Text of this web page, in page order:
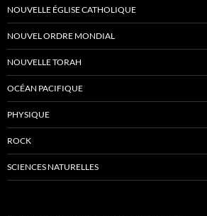
NOUVELLE ÉGLISE CATHOLIQUE
NOUVEL ORDRE MONDIAL
NOUVELLE TORAH
OCÉAN PACIFIQUE
PHYSIQUE
ROCK
SCIENCES NATURELLES